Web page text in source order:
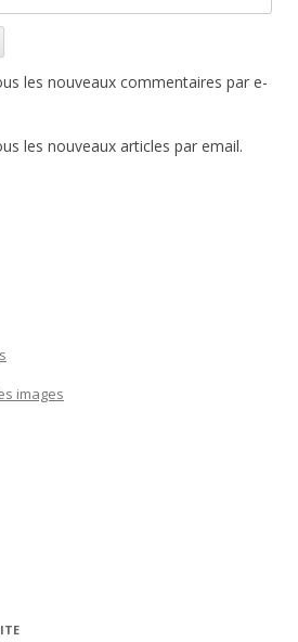
les nouveaux commentaires par e-
les nouveaux articles par email.
images